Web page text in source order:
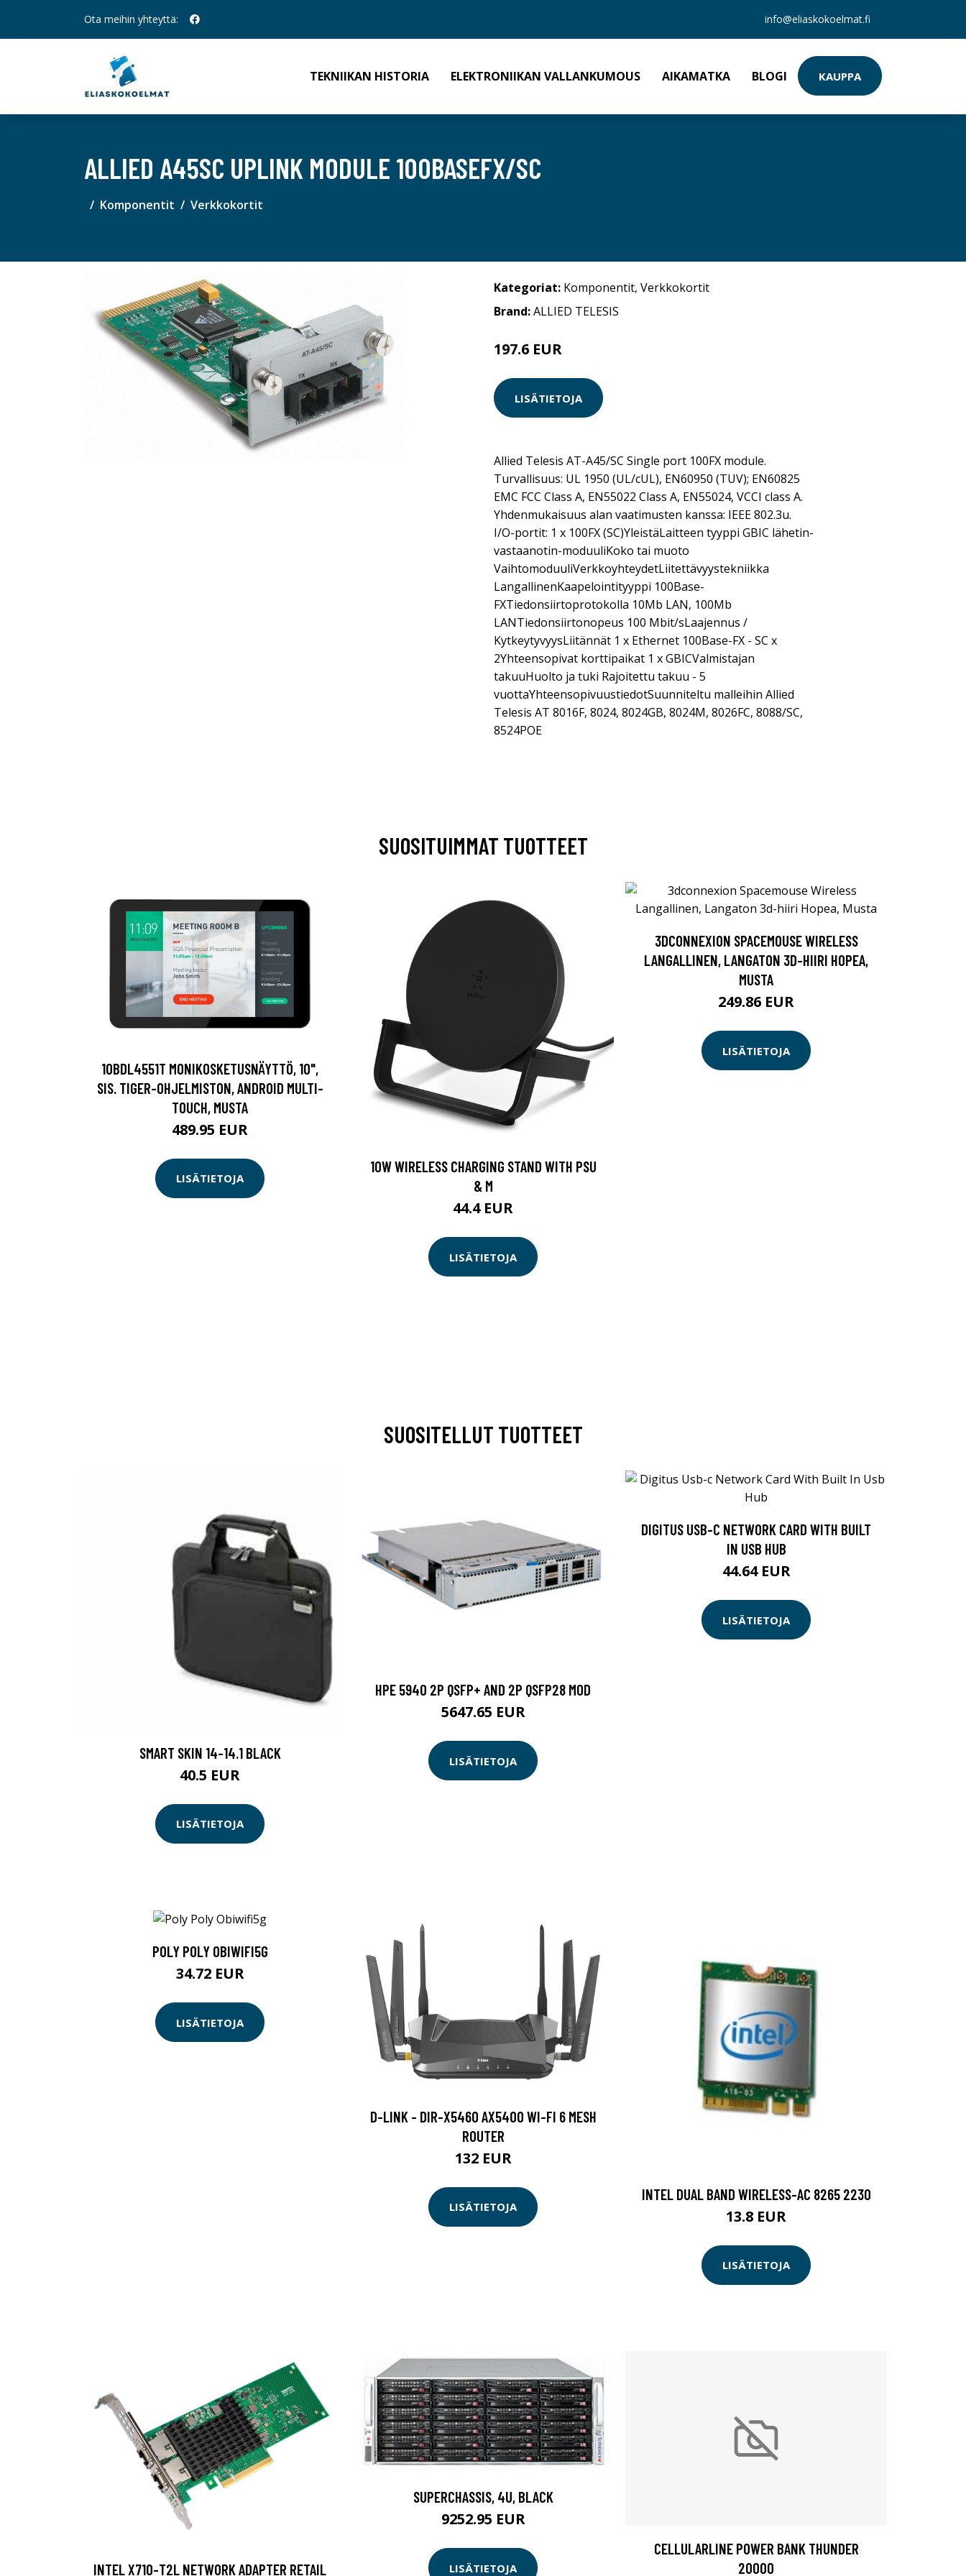
Ota meihin yhteyttä: info@eliaskokoelmat.fi
TEKNIIKAN HISTORIA ELEKTRONIIKAN VALLANKUMOUS AIKAMATKA BLOGI KAUPPA
ALLIED A45SC UPLINK MODULE 100BASEFX/SC
Komponentit Verkkokortit
Kategoriat: Komponentit, Verkkokortit
Brand:ALLIED TELESIS
197.6 EUR
LISÄTIETOJA
Allied Telesis AT-A45/SC Single port 100FX module.
Turvallisuus: UL 1950 (UL/cUL), EN60950 (TUV); EN60825
EMC FCC Class A, EN55022 Class A, EN55024, VCCI class A.
Yhdenmukaisuus alan vaatimusten kanssa: IEEE 802.3u.
I/O-portit: 1 x 100FX (SC)YleistäLaitteen tyyppi GBIC lähetin-
vastaanotin-moduuliKoko tai muoto
VaihtomoduuliVerkkoyhteydetLiitettävyystekniikka
LangallinenKaapelointityyppi 100Base-
FXTiedonsiirtoprotokolla 10Mb LAN, 100Mb
LANTiedonsiirtonopeus 100 Mbit/sLaajennus /
KytkeytyvyysLiitännät 1 x Ethernet 100Base-FX - SC x
2Yhteensopivat korttipaikat 1 x GBICValmistajan
takuuHuolto ja tuki Rajoitettu takuu - 5
vuottaYhteensopivuustiedotSuunniteltu malleihin Allied
Telesis AT 8016F, 8024, 8024GB, 8024M, 8026FC, 8088/SC,
8524POE
SUOSITUIMMAT TUOTTEET
10BDL4551T MONIKOSKETUSNÄYTTÖ, 10",
SIS. TIGER-OHJELMISTON, ANDROID MULTI-
TOUCH, MUSTA
489.95 EUR
LISÄTIETOJA
10W WIRELESS CHARGING STAND WITH PSU
& M
44.4 EUR
LISÄTIETOJA
3DCONNEXION SPACEMOUSE WIRELESS
LANGALLINEN, LANGATON 3D-HIIRI HOPEA,
MUSTA
249.86 EUR
LISÄTIETOJA
SUOSITELLUT TUOTTEET
SMART SKIN 14-14.1 BLACK
40.5 EUR
LISÄTIETOJA
HPE 5940 2P QSFP+ AND 2P QSFP28 MOD
5647.65 EUR
LISÄTIETOJA
DIGITUS USB-C NETWORK CARD WITH BUILT
IN USB HUB
44.64 EUR
LISÄTIETOJA
POLY POLY OBIWIFI5G
34.72 EUR
LISÄTIETOJA
D-LINK - DIR-X5460 AX5400 WI-FI 6 MESH
ROUTER
132 EUR
LISÄTIETOJA
INTEL DUAL BAND WIRELESS-AC 8265 2230
13.8 EUR
LISÄTIETOJA
INTEL X710-T2L NETWORK ADAPTER RETAIL
SUPERCHASSIS, 4U, BLACK
9252.95 EUR
LISÄTIETOJA
CELLULARLINE POWER BANK THUNDER
20000